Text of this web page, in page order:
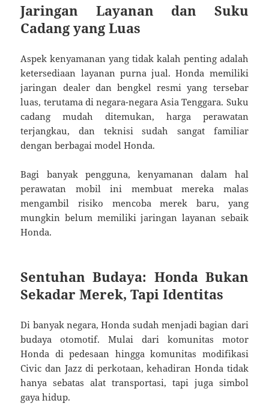
Jaringan Layanan dan Suku
Cadang yang Luas
Aspek kenyamanan yang tidak kalah penting adalah
ketersediaan layanan purna jual. Honda memiliki
jaringan dealer dan bengkel resmi yang tersebar
luas, terutama di negara-negara Asia Tenggara. Suku
cadang mudah ditemukan, harga perawatan
terjangkau, dan teknisi sudah sangat familiar
dengan berbagai model Honda.
Bagi banyak pengguna, kenyamanan dalam hal
perawatan mobil ini membuat mereka malas
mengambil risiko mencoba merek baru, yang
mungkin belum memiliki jaringan layanan sebaik
Honda.
Sentuhan Budaya: Honda Bukan
Sekadar Merek, Tapi Identitas
Di banyak negara, Honda sudah menjadi bagian dari
budaya otomotif. Mulai dari komunitas motor
Honda di pedesaan hingga komunitas modifikasi
Civic dan Jazz di perkotaan, kehadiran Honda tidak
hanya sebatas alat transportasi, tapi juga simbol
gaya hidup.